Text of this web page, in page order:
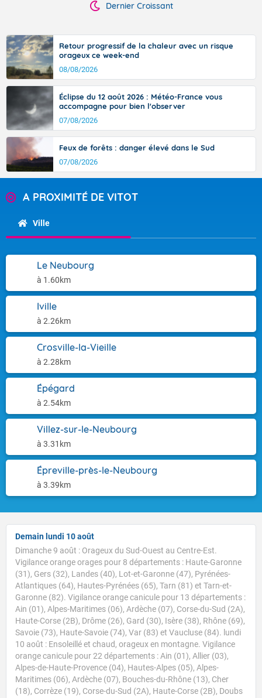
Dernier Croissant
Retour progressif de la chaleur avec un risque
orageux ce week-end
08/08/2026
Éclipse du 12 août 2026 : Météo-France vous
accompagne pour bien l'observer
07/08/2026
Feux de forêts : danger élevé dans le Sud
07/08/2026
A PROXIMITÉ DE VITOT
Ville
Le Neubourg
à 1.60km
Iville
à 2.26km
Crosville-la-Vieille
à 2.28km
Épégard
à 2.54km
Villez-sur-le-Neubourg
à 3.31km
Épreville-près-le-Neubourg
à 3.39km
Demain lundi 10 août
Dimanche 9 août : Orageux du Sud-Ouest au Centre-Est.
Vigilance orange orages pour 8 départements : Haute-Garonne
(31), Gers (32), Landes (40), Lot-et-Garonne (47), Pyrénées-
Atlantiques (64), Hautes-Pyrénées (65), Tarn (81) et Tarn-et-
Garonne (82). Vigilance orange canicule pour 13 départements :
Ain (01), Alpes-Maritimes (06), Ardèche (07), Corse-du-Sud (2A),
Haute-Corse (2B), Drôme (26), Gard (30), Isère (38), Rhône (69),
Savoie (73), Haute-Savoie (74), Var (83) et Vaucluse (84). lundi
10 août : Ensoleillé et chaud, orageux en montagne. Vigilance
orange canicule pour 22 départements : Ain (01), Allier (03),
Alpes-de-Haute-Provence (04), Hautes-Alpes (05), Alpes-
Maritimes (06), Ardèche (07), Bouches-du-Rhône (13), Cher
(18), Corrèze (19), Corse-du-Sud (2A), Haute-Corse (2B), Doubs